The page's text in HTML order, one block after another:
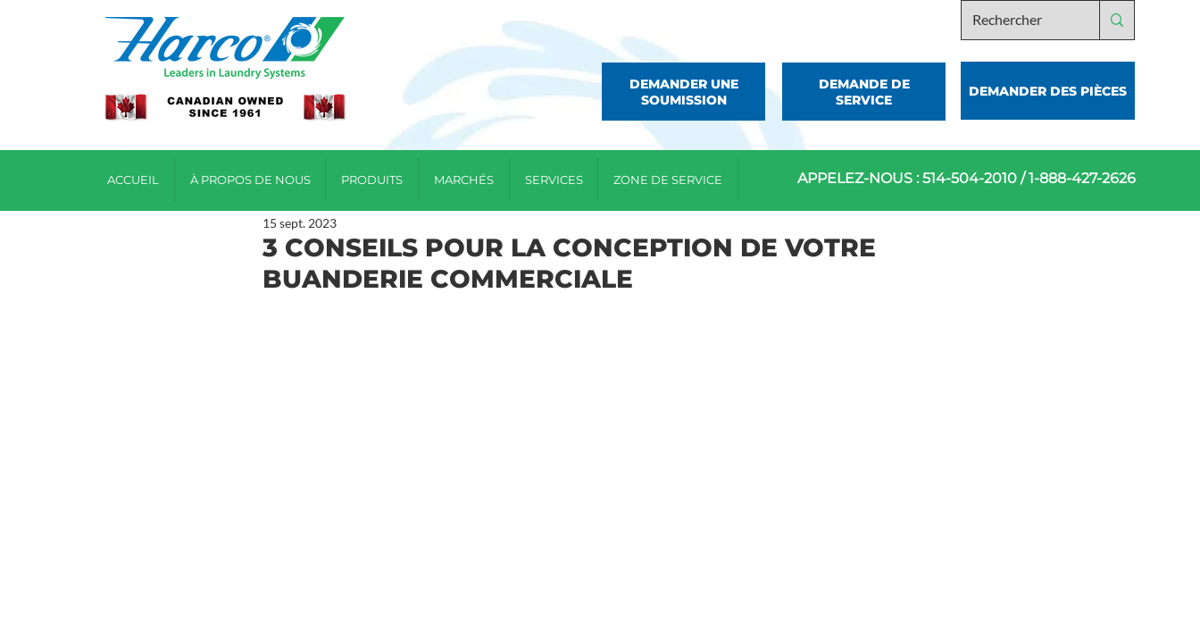
DEMANDER UNE
SOUMISSION
DEMANDE DE
SERVICE
DEMANDER DES PIÈCES
ACCUEIL À PROPOS DE NOUS PRODUITS MARCHÉS SERVICES ZONE DE SERVICE APPELEZ-NOUS : 514-504-2010 /1-888-427-2626
3 CONSEILS POUR LA CONCEPTION DE VOTRE
BUANDERIE COMMERCIALE
15 sept. 2023